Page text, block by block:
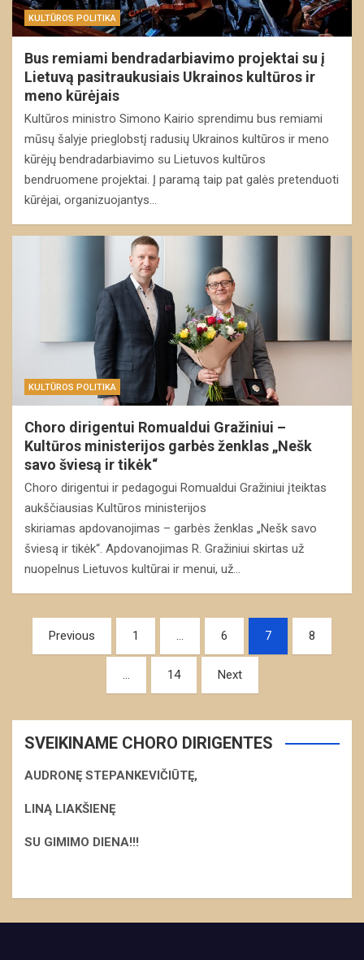
KULTŪROS POLITIKA
Bus remiami bendradarbiavimo projektai su į
Lietuvą pasitraukusiais Ukrainos kultūros ir
meno kūrėjais
Kultūros ministro Simono Kairio sprendimu bus remiami
mūsų šalyje prieglobstį radusių Ukrainos kultūros ir meno
kūrėjų bendradarbiavimo su Lietuvos kultūros
bendruomene projektai. Į paramą taip pat galės pretenduoti
kūrėjai, organizuojantys…
KULTŪROS POLITIKA
Choro dirigentui Romualdui Gražiniui –
Kultūros ministerijos garbės ženklas „Nešk
savo šviesą ir tikėk“
Choro dirigentui ir pedagogui Romualdui Gražiniui įteiktas
aukščiausias Kultūros ministerijos
skiriamas apdovanojimas – garbės ženklas „Nešk savo
šviesą ir tikėk“. Apdovanojimas R. Gražiniui skirtas už
nuopelnus Lietuvos kultūrai ir menui, už…
Navigacija
tarp
Previous 1 6 7 8
14 Next
SVEIKINAME CHORO DIRIGENTES
AUDRONĘ STEPANKEVIČIŪTĘ,
LINĄ LIAKŠIENĘ
SU GIMIMO DIENA!!!